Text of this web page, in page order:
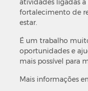
atividades ligadas
fortalecimento de
estar.
É um trabalho
oportunidades e
mais possível para
Mais informações